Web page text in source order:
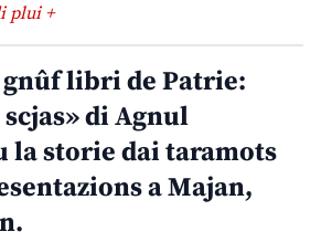
plui +
libri de Patrie:
di Agnul
la storie dai taramots
a Majan,